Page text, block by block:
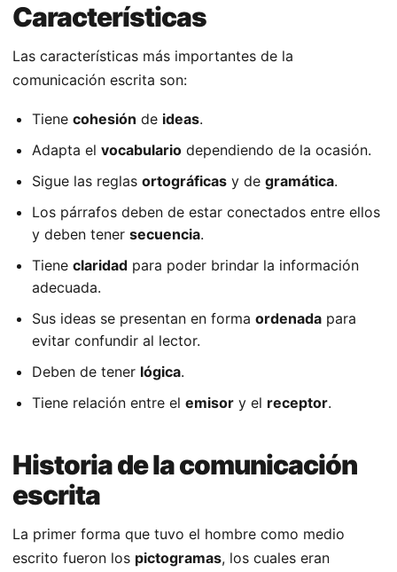
Características
Las características más importantes de la
comunicación escrita son:
Tiene cohesión de ideas.
Adapta el vocabulario dependiendo de la ocasión.
Sigue las reglas ortográficas y de gramática.
Los párrafos deben de estar conectados entre ellos
y deben tener secuencia.
Tiene claridad para poder brindar la información
adecuada.
Sus ideas se presentan en forma ordenada para
evitar confundir al lector.
Deben de tener lógica.
Tiene relación entre el emisor y el receptor.
Historia de la comunicación
escrita
La primer forma que tuvo el hombre como medio
escrito fueron los pictogramas, los cuales eran